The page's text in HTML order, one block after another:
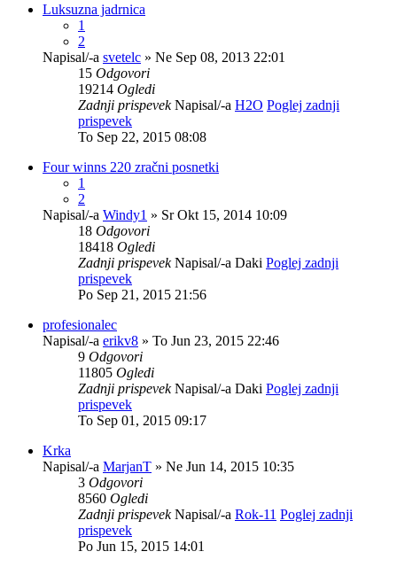
Luksuzna jadrnica
1
2
Napisal/-a svetelc » Ne Sep 08, 2013 22:01
15 Odgovori
19214 Ogledi
Zadnji prispevekNapisal/-a H2O Poglej zadnji
prispevek
To Sep 22, 2015 08:08
Four winns 220 zračni posnetki
1
2
Napisal/-a Windy1 » Sr Okt 15, 2014 10:09
18 Odgovori
18418 Ogledi
Zadnji prispevekNapisal/-a Daki Poglej zadnji
prispevek
Po Sep 21, 2015 21:56
profesionalec
Napisal/-a erikv8 » To Jun 23, 2015 22:46
9 Odgovori
11805 Ogledi
Zadnji prispevekNapisal/-a Daki Poglej zadnji
prispevek
To Sep 01, 2015 09:17
Krka
Napisal/-a MarjanT » Ne Jun 14, 2015 10:35
3 Odgovori
8560 Ogledi
Zadnji prispevekNapisal/-a Rok-11 Poglej zadnji
prispevek
Po Jun 15, 2015 14:01